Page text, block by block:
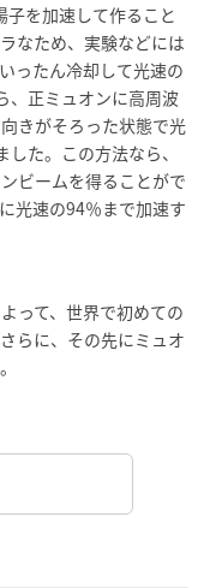
を加速して作ること
なため、実験などには
ったん冷却して光速の
、正ミュオンに高周波
きがそろった状態で光
た。この方法なら、
ビームを得ることがで
光速の94％まで加速す
って、世界で初めての
らに、その先にミュオ